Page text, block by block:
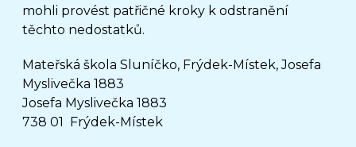
mohli provést patřičné kroky k odstranění
těchto nedostatků.
Mateřská škola Sluníčko, Frýdek-Místek, Josefa
Myslivečka 1883
Josefa Myslivečka 1883
738 01 Frýdek-Místek